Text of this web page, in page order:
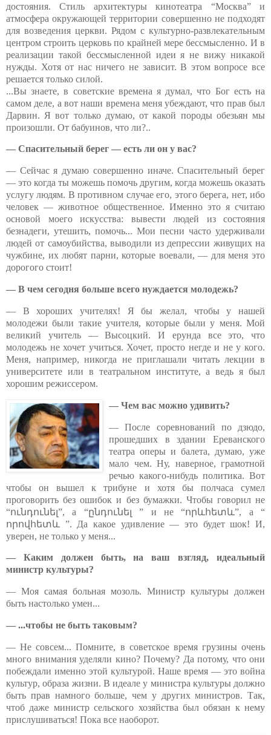
достояния. Стиль архитектуры кинотеатра “Москва” и
атмосфера окружающей территории совершенно не подходят
для возведения церкви. Рядом с культурно-развлекательным
центром строить церковь по крайней мере бессмысленно. И в
реализации такой бессмысленной идеи я не вижу никакой
нужды. Хотя от нас ничего не зависит. В этом вопросе все
решается только силой.
...Вы знаете, в советские времена я думал, что Бог есть на
самом деле, а вот наши времена меня убеждают, что прав был
Дарвин. Я вот только думаю, от какой породы обезьян мы
произошли. От бабуинов, что ли?..
— Спасительный берег — есть ли он у вас?
— Сейчас я думаю совершенно иначе. Спасительный берег
— это когда ты можешь помочь другим, когда можешь оказать
услугу людям. В противном случае его, этого берега, нет, ибо
человек — животное общественное. Именно это я считаю
основой моего искусства: вывести людей из состояния
безнадеги, утешить, помочь... Мои песни часто удерживали
людей от самоубийства, выводили из депрессии живущих на
чужбине, их любят парни, которые воевали, — для меня это
дорогого стоит!
— В чем сегодня больше всего нуждается молодежь?
— В хороших учителях! Я бы желал, чтобы у нашей
молодежи были такие учителя, которые были у меня. Мой
великий учитель — Высоцкий. И ерунда все это, что
молодежь не хочет учиться. Хочет, просто негде и не у кого.
Меня, например, никогда не приглашали читать лекции в
университете или в театральном институте, а ведь я был
хорошим режиссером.
— Чем вас можно удивить?
— После соревнований по дзюдо,
прошедших в здании Ереванского
театра оперы и балета, думаю, уже
мало чем. Ну, наверное, грамотной
речью какого-нибудь политика. Вот
чтобы он вышел к трибуне и хотя бы полчаса сумел
проговорить без ошибок и без бумажки. Чтобы говорил не
“ունդունել”, а “ընդունել ” и не “որևհետև”, а “
որովհետև ”. Да какое удивление — это будет шок! И,
уверен, не только у меня...
— Каким должен быть, на ваш взгляд, идеальный
министр культуры?
— Моя самая больная мозоль. Министр культуры должен
быть настолько умен...
— ...чтобы не быть таковым?
— Не совсем... Помните, в советское время грузины очень
много внимания уделяли кино? Почему? Да потому, что они
побеждали именно этой культурой. Наше время — это война
культур, образа жизни. В идеале у министра культуры должно
быть прав намного больше, чем у других министров. Так,
чтоб даже министр сельского хозяйства был обязан к нему
прислушиваться! Пока все наоборот.